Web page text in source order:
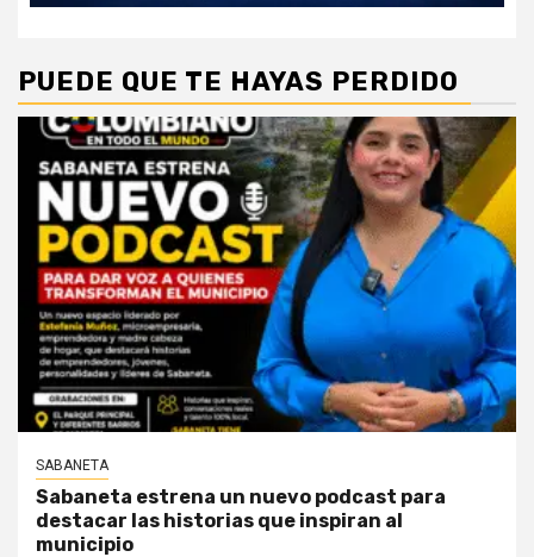
PUEDE QUE TE HAYAS PERDIDO
SABANETA
Sabaneta estrena un nuevo podcast para
destacar las historias que inspiran al
municipio